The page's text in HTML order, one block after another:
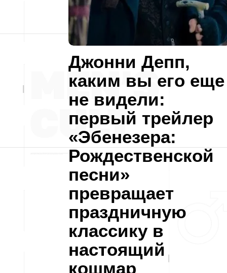
Джонни Депп,
каким вы его еще
не видели:
первый трейлер
«Эбенезера:
Рождественской
песни»
превращает
праздничную
классику в
настоящий
кошмар